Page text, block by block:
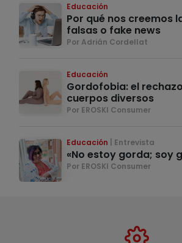
Educación
Por qué nos creemos
falsas o fake news
Por Adrián Cordellat
Educación
Gordofobia: el
cuerpos diversos
Por EROSKI Consumer
Educación Entrevista
«No estoy gorda; soy
Por EROSKI Consumer